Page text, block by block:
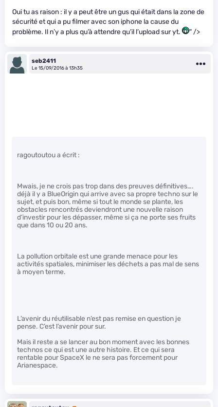
Oui tu as raison : il y a peut être un gus qui était dans la zone de
sécurité et qui a pu filmer avec son iphone la cause du
problème. Il n’y a plus qu’à attendre qu’il l’upload sur yt.
" />
seb2411
Le 15/09/2016 à 13h35
ragoutoutou a écrit :
Mwais, je ne crois pas trop dans des preuves définitives….
déjà il y a BlueOrigin qui arrive avec sa propre techno sur le
sujet, et puis bon, même si tout le monde se plante, les
obstacles rencontrés deviendront une nouvelle raison
d’investir pour les dépasser, même si ça ne porte ses fruits
que dans 10 ou 20 ans.
La pollution orbitale est une grande menace pour les
activités spatiales, minimiser les déchets a pas mal de sens
à moyen terme.
L’avenir du réutilisable n’est pas remise en question je
pense. C’est l’avenir pour sur.
Mais il reste a se lancer au bon moment avec les bonnes
technos ce qui est une autre histoire. Et ce qui sera
rentable pour SpaceX le ne sera pas forcement pour
Arianespace.